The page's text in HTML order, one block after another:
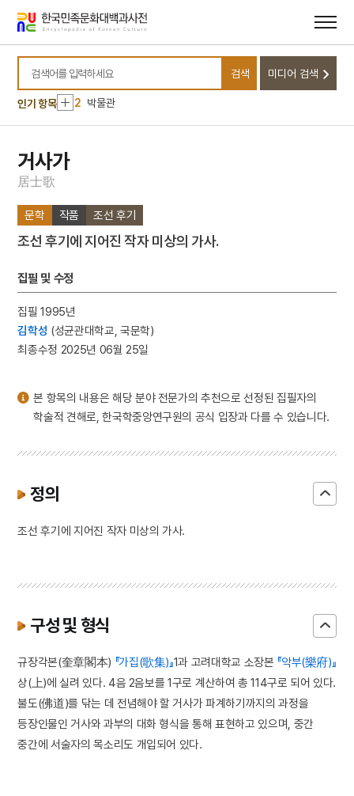
바로가기
바로가기
검색어를 입력하세요
검색 미디어 검색
인기 항목
10 강수곤
1 금성대군
2 박물관
3 본관
7
가야산 홍제암
8 각저총
10 강수곤
1
박물관
5 황산벌전투
7
가야산 홍제암
10 강수곤
거사가
居士歌
문학 작품 조선 후기
조선 후기에 지어진 작자 미상의 가사.
집필 및 수정
집필 1995년
김학성 (성균관대학교, 국문학)
최종수정 2025년 06월 25일
본 항목의 내용은 해당 분야 전문가의 추천으로 선정된 집필자의
학술적 견해로, 한국학중앙연구원의 공식 입장과 다를 수 있습니다.
정의
조선 후기에 지어진 작자 미상의 가사.
구성 및 형식
규장각본(奎章閣本) 『가집(歌集)』1과 고려대학교 소장본 『악부(樂府)』
상(上)에 실려 있다. 4음 2음보를 1구로 계산하여 총 114구로 되어 있다.
불도(佛道)를 닦는 데 전념해야 할 거사가 파계하기까지의 과정을
등장인물인 거사와 과부의 대화 형식을 통해 표현하고 있으며, 중간
중간에 서술자의 목소리도 개입되어 있다.